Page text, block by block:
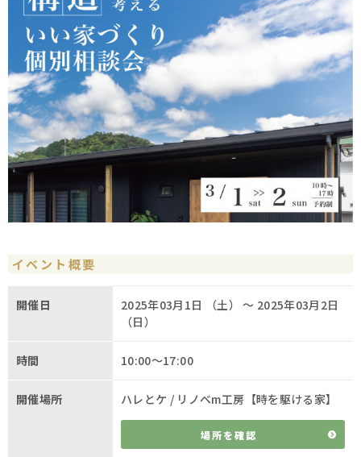
イベント概要
開催日
2025年03月1日 （土） 〜 2025年03月2日
（日）
時間 10:00～17:00
開催場所 ハレとケ / リノベm工房【時を駆ける家】
場所を確認